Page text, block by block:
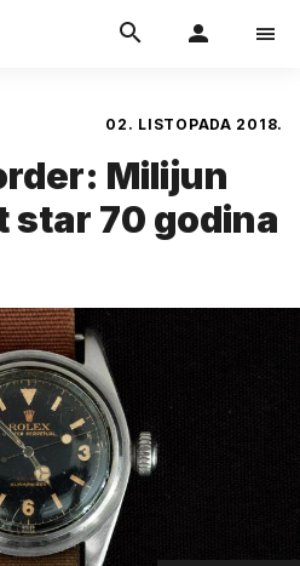
02. LISTOPADA 2018.
Milijun
star 70 godina